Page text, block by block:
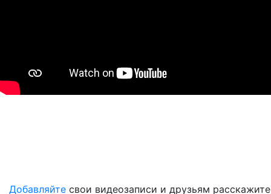
Добавляйте свои видеозаписи и друзьям